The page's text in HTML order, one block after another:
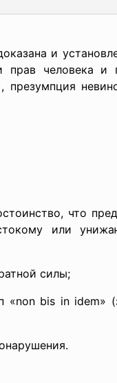
и
прав человека и
что
или
силы;
bis in idem»